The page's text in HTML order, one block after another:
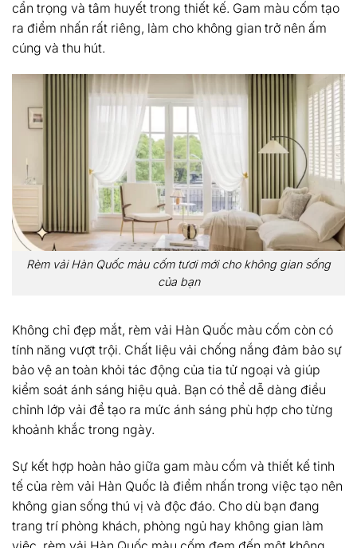
cẩn trọng và tâm huyết trong thiết kế. Gam màu cốm tạo
ra điểm nhấn rất riêng, làm cho không gian trở nên ấm
cúng và thu hút.
Rèm vải Hàn Quốc màu cốm tươi mới cho không gian sống
của bạn
Không chỉ đẹp mắt, rèm vải Hàn Quốc màu cốm còn có
tính năng vượt trội. Chất liệu vải chống nắng đảm bảo sự
bảo vệ an toàn khỏi tác động của tia tử ngoại và giúp
kiểm soát ánh sáng hiệu quả. Bạn có thể dễ dàng điều
chỉnh lớp vải để tạo ra mức ánh sáng phù hợp cho từng
khoảnh khắc trong ngày.
Sự kết hợp hoàn hảo giữa gam màu cốm và thiết kế tinh
tế của rèm vải Hàn Quốc là điểm nhấn trong việc tạo nên
không gian sống thú vị và độc đáo. Cho dù bạn đang
trang trí phòng khách, phòng ngủ hay không gian làm